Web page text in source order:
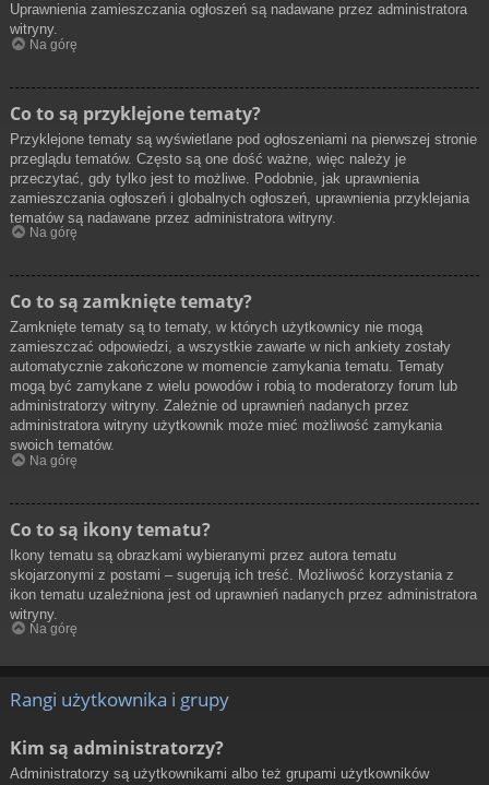
Uprawnienia zamieszczania ogłoszeń są nadawane przez administratora
witryny.
Na górę
Co to są przyklejone tematy?
Przyklejone tematy są wyświetlane pod ogłoszeniami na pierwszej stronie
przeglądu tematów. Często są one dość ważne, więc należy je
przeczytać, gdy tylko jest to możliwe. Podobnie, jak uprawnienia
zamieszczania ogłoszeń i globalnych ogłoszeń, uprawnienia przyklejania
tematów są nadawane przez administratora witryny.
Na górę
Co to są zamknięte tematy?
Zamknięte tematy są to tematy, w których użytkownicy nie mogą
zamieszczać odpowiedzi, a wszystkie zawarte w nich ankiety zostały
automatycznie zakończone w momencie zamykania tematu. Tematy
mogą być zamykane z wielu powodów i robią to moderatorzy forum lub
administratorzy witryny. Zależnie od uprawnień nadanych przez
administratora witryny użytkownik może mieć możliwość zamykania
swoich tematów.
Na górę
Co to są ikony tematu?
Ikony tematu są obrazkami wybieranymi przez autora tematu
skojarzonymi z postami – sugerują ich treść. Możliwość korzystania z
ikon tematu uzależniona jest od uprawnień nadanych przez administratora
witryny.
Na górę
Rangi użytkownika i grupy
Kim są administratorzy?
Administratorzy są użytkownikami albo też grupami użytkowników